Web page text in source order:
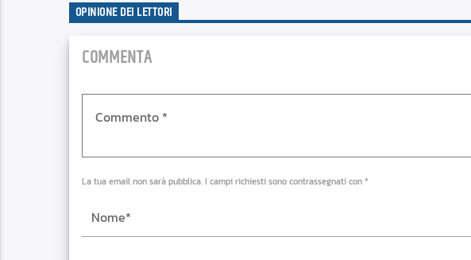
OPINIONE DEI LETTORI
COMMENTA
La tua email non sarà pubblica. I campi richiesti sono contrassegnati con *